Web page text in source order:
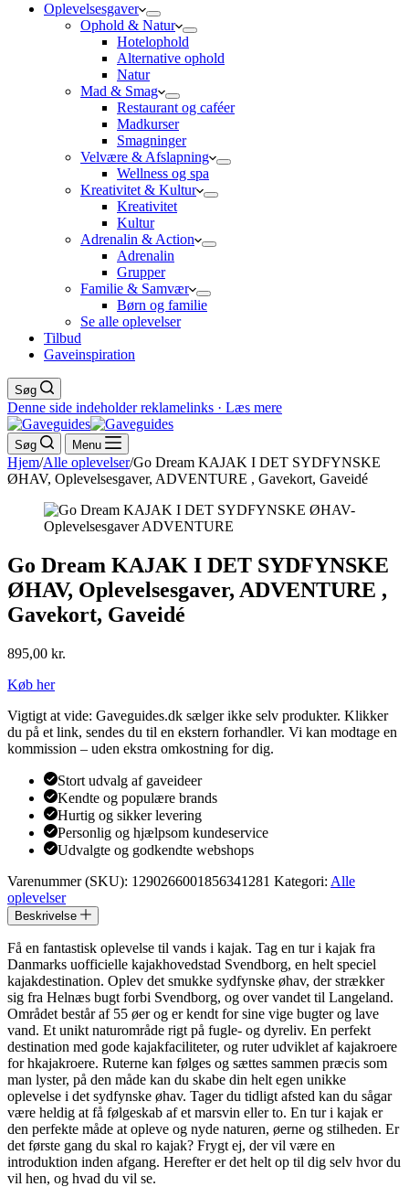
Oplevelsesgaver
Ophold & Natur
Hotelophold
Alternative ophold
Natur
Mad & Smag
Restaurant og caféer
Madkurser
Smagninger
Velvære & Afslapning
Wellness og spa
Kreativitet & Kultur
Kreativitet
Kultur
Adrenalin & Action
Adrenalin
Grupper
Familie & Samvær
Børn og familie
Se alle oplevelser
Tilbud
Gaveinspiration
Søg
Denne side indeholder reklamelinks · Læs mere
Søg Menu
Hjem/Alle oplevelser/Go Dream KAJAK I DET SYDFYNSKE
ØHAV, Oplevelsesgaver, ADVENTURE , Gavekort, Gaveidé
Go Dream KAJAK I DET SYDFYNSKE
ØHAV, Oplevelsesgaver, ADVENTURE ,
Gavekort, Gaveidé
895,00 kr.
Køb her
Vigtigt at vide: Gaveguides.dk sælger ikke selv produkter. Klikker
du på et link, sendes du til en ekstern forhandler. Vi kan modtage en
kommission – uden ekstra omkostning for dig.
Stort udvalg af gaveideer
Kendte og populære brands
Hurtig og sikker levering
Personlig og hjælpsom kundeservice
Udvalgte og godkendte webshops
Varenummer (SKU): 1290266001856341281 Kategori: Alle
oplevelser
Beskrivelse
Få en fantastisk oplevelse til vands i kajak. Tag en tur i kajak fra
Danmarks uofficielle kajakhovedstad Svendborg, en helt speciel
kajakdestination. Oplev det smukke sydfynske øhav, der strækker
sig fra Helnæs bugt forbi Svendborg, og over vandet til Langeland.
Området består af 55 øer og er kendt for sine vige bugter og lave
vand. Et unikt naturområde rigt på fugle- og dyreliv. En perfekt
destination med gode kajakfaciliteter, og ruter udviklet af kajakroere
for hkajakroere. Ruterne kan følges og sættes sammen præcis som
man lyster, på den måde kan du skabe din helt egen unikke
oplevelse i det sydfynske øhav. Tager du tidligt afsted kan du sågar
være heldig at få følgeskab af et marsvin eller to. En tur i kajak er
den perfekte måde at opleve og nyde naturen, øerne og stilheden. Er
det første gang du skal ro kajak? Frygt ej, der vil være en
introduktion inden afgang. Herefter er det helt op til dig selv hvor du
vil hen, og hvad du vil se.